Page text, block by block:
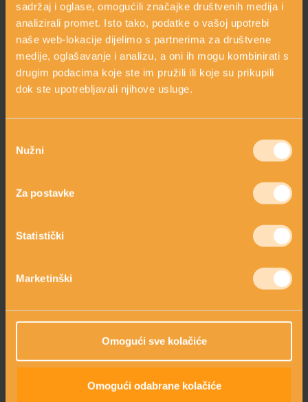
sadržaj i oglase, omogućili značajke društvenih medija i
analizirali promet. Isto tako, podatke o vašoj upotrebi
naše web-lokacije dijelimo s partnerima za društvene
medije, oglašavanje i analizu, a oni ih mogu kombinirati s
drugim podacima koje ste im pružili ili koje su prikupili
dok ste upotrebljavali njihove usluge.
pristanka
Nužni
Za postavke
Statistički
Marketinški
Omogući sve kolačiće
Omogući odabrane kolačiće
• Promjene raspoloženja
• Prijelomi kostiju
• Gubitak apetita
• Pojačano opadanje kose
Posumnjate li da bi neko od ovih stanja moglo biti povezana s
manjkom vitamina D, lako ćete to utvrditi. Dovoljno je
napraviti pretragu krvi.
Koji su znakovi da imamo previše vitamina D?
ljudi koji ga dodatno uzimaju kroz dodatke prehrani. Ni u
čemu ne treba pretjerivati, zar ne? Višak vitamina D, inače,
pokazuju da biste mogli biti u suficitu vitamina D, što također
• Mučnina i povraćanje
• Bol u trbuhu
I u ovim slučajevima dobro je napraviti laboratorijske pretrage
krvi te uz ostale vrijednosti povezane s navedenim
simptomima, provjeriti i razinu vitamina D.
Koji je glavni izvor vitamina D?
Za vitamin D kaže se da je sin Sunca, a razlog je u tome što
tijekom izlaganja sunčevim zrakama naše tijelo ima